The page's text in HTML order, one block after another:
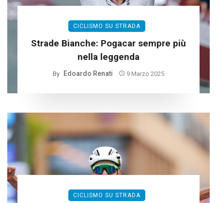
CICLISMO SU STRADA
Strade Bianche: Pogacar sempre più
nella leggenda
By Edoardo Renati 9 Marzo 2025
CICLISMO SU STRADA